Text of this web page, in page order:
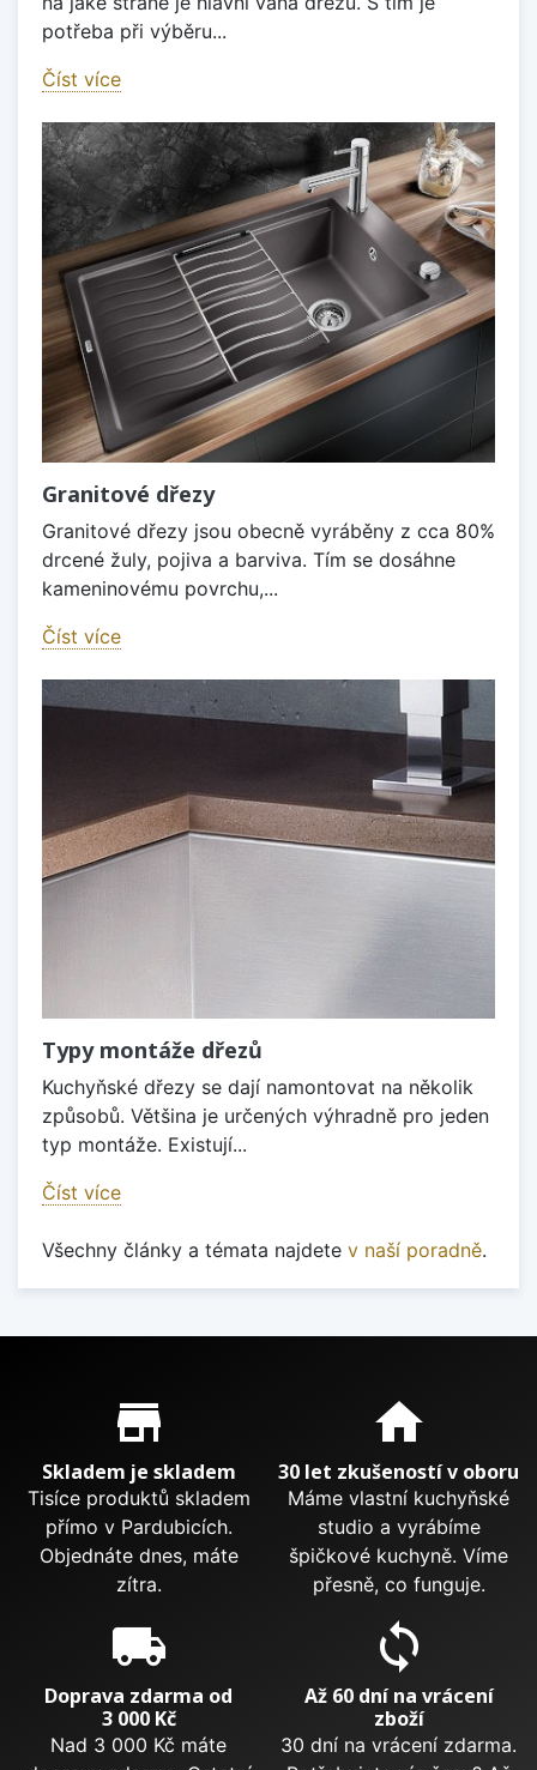
potřeba při výběru...
Číst více
Granitové dřezy
Granitové dřezy jsou obecně vyráběny z cca 80%
drcené žuly, pojiva a barviva. Tím se dosáhne
kameninovému povrchu,...
Číst více
Typy montáže dřezů
Kuchyňské dřezy se dají namontovat na několik
způsobů. Většina je určených výhradně pro jeden
typ montáže. Existují...
Číst více
Všechny články a témata najdete v naší poradně.
Proč nakupovat u nás?
store_mall_directory
Skladem je skladem
Tisíce produktů skladem
přímo v Pardubicích.
Objednáte dnes, máte
zítra.
home
30 let zkušeností v oboru
Máme vlastní kuchyňské
studio a vyrábíme
špičkové kuchyně. Víme
přesně, co funguje.
local_shipping
Doprava zdarma od
3 000 Kč
Nad 3 000 Kč máte
sync
Až 60 dní na vrácení
zboží
30 dní na vrácení zdarma.